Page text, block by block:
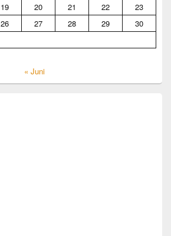
19 20 21 22
23
26 27 28 29
30
« Juni